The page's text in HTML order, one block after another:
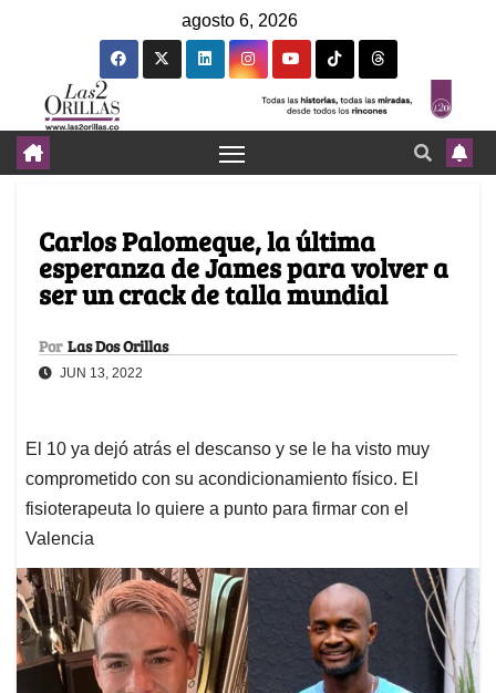
agosto 6, 2026
Carlos Palomeque, la última
esperanza de James para volver a
ser un crack de talla mundial
Por Las Dos Orillas
JUN 13, 2022
El 10 ya dejó atrás el descanso y se le ha visto muy
comprometido con su acondicionamiento físico. El
fisioterapeuta lo quiere a punto para firmar con el
Valencia